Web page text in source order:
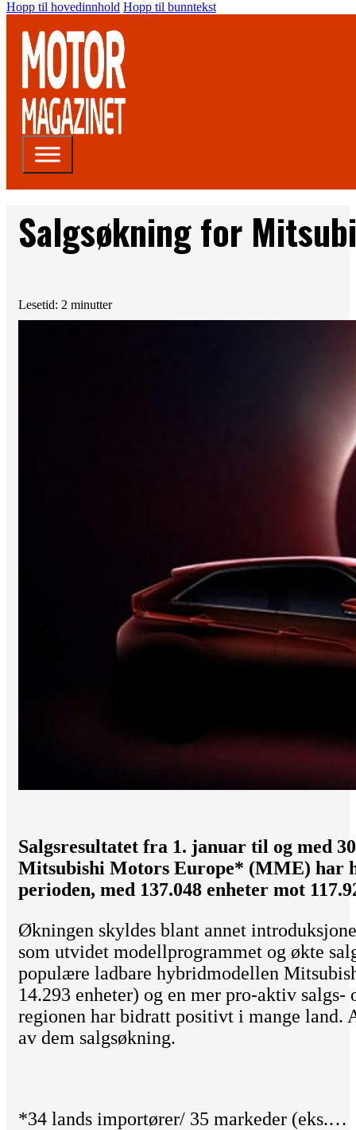
Hopp til hovedinnhold Hopp til bunntekst
Salgsøkning for
Lesetid: 2 minutter
Salgsresultatet fra 1. januar til og med
Mitsubishi Motors Europe* (MME) har
perioden, med 137.048 enheter mot
Økningen skyldes blant annet
som utvidet modellprogrammet og økte
populære ladbare hybridmodellen
14.293 enheter) og en mer pro-aktiv
regionen har bidratt positivt i mange land.
av dem salgsøkning.
*34 lands importører/ 35 markeder (eks.…